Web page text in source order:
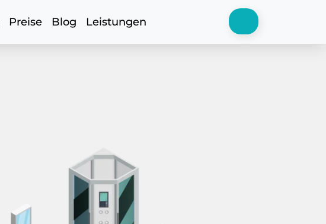
Preise Blog Leistungen